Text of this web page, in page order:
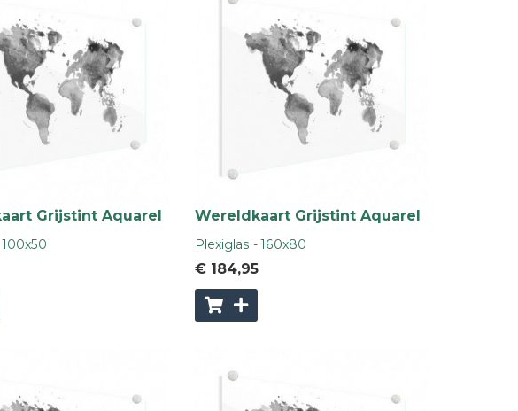
Grijstint Aquarel
100x50
Wereldkaart Grijstint Aquarel
Plexiglas - 160x80
€ 184,95